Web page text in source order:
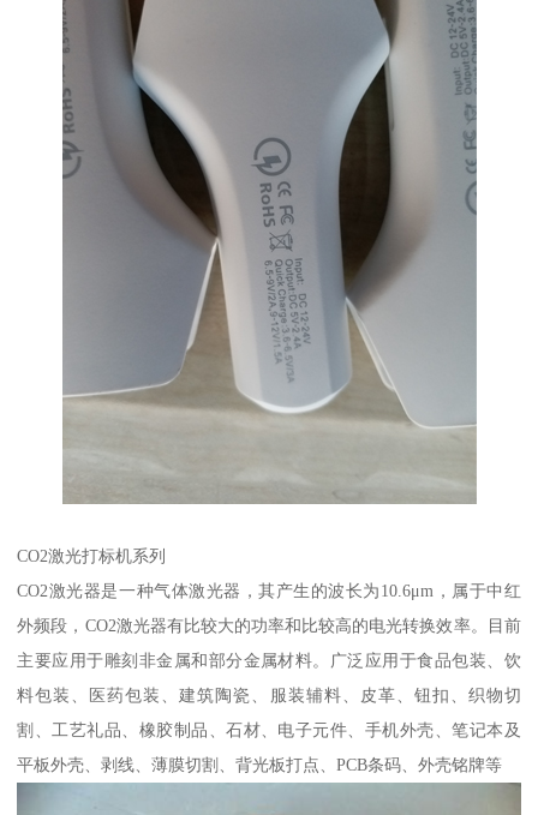
CO2激光打标机系列
CO2激光器是一种气体激光器，其产生的波长为10.6μm，属于中红
外频段，CO2激光器有比较大的功率和比较高的电光转换效率。目前
主要应用于雕刻非金属和部分金属材料。广泛应用于食品包装、饮
料包装、医药包装、建筑陶瓷、服装辅料、皮革、钮扣、织物切
割、工艺礼品、橡胶制品、石材、电子元件、手机外壳、笔记本及
平板外壳、剥线、薄膜切割、背光板打点、PCB条码、外壳铭牌等